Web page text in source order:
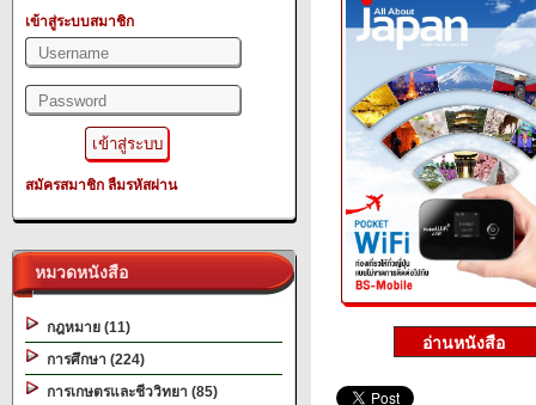
เข้าสู่ระบบสมาชิก
สมัครสมาชิก ลืมรหัสผ่าน
หมวดหนังสือ
กฎหมาย (11)
การศึกษา (224)
การเกษตรและชีววิทยา (85)